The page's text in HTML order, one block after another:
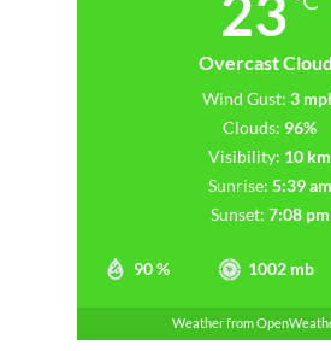
Overcast
90 % 1002 mb
Wind Gust: 3
Clouds: 96%
Visibility: 10 km
Sunrise: 5:39 am
Sunset: 7:08 pm
Weather from